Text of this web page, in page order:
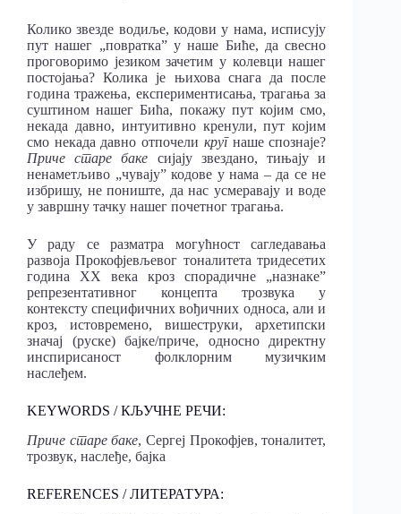
Колико звезде водиље, кодови у нама, исписују
пут нашег „повратка” у наше Биће, да свесно
проговоримо језиком зачетим у колевци нашег
постојања? Колика је њихова снага да после
година тражења, експериментисања, трагања за
суштином нашег Бића, покажу пут којим смо,
некада давно, интуитивно кренули, пут којим
смо некада давно отпочели кругнаше спознаје?
Приче старе баке сијају звездано, тињају и
ненаметљиво „чувају” кодове у нама – да се не
избришу, не пониште, да нас усмеравају и воде
у завршну тачку нашег почетног трагања.
У раду се разматра могућност сагледавања
развоја Прокофјевљевог тоналитета тридесетих
година ХХ века кроз спорадичне „назнаке”
репрезентативног концепта трозвука у
контексту специфичних вођичних односа, али и
кроз, истовремено, вишеструки, архетипски
значај (руске) бајке/приче, односно директну
инспирисаност фолклорним музичким
наслеђем.
KEYWORDS / КЉУЧНЕ РЕЧИ:
Приче старе баке, Сергеј Прокофјев, тоналитет,
трозвук, наслеђе, бајка
REFERENCES / ЛИТЕРАТУРА: